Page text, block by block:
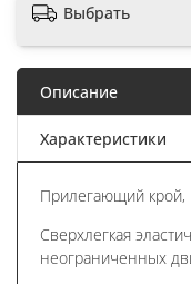
Выбрать
Описание
Характеристики
Прилегающий
Сверхлегкая
неограниченных